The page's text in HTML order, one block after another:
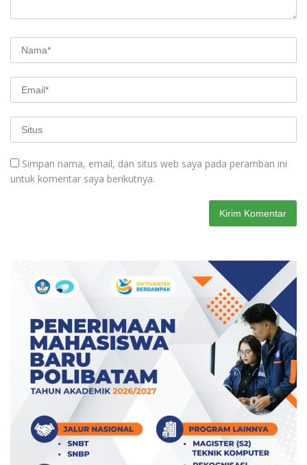
Simpan nama, email, dan situs web saya pada peramban ini
untuk komentar saya berikutnya.